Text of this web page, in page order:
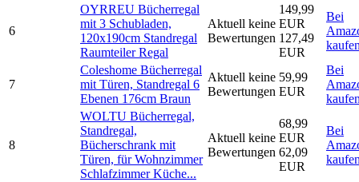
6
OYRREU Bücherregal
mit 3 Schubladen,
120x190cm Standregal
Raumteiler Regal
Aktuell keine
Bewertungen
149,99
EUR
127,49
EUR
Bei
7
Coleshome Bücherregal
mit Türen, Standregal 6
Ebenen 176cm Braun
Aktuell keine
Bewertungen
59,99
EUR
Bei
8
WOLTU Bücherregal,
Standregal,
Bücherschrank mit
Türen, für Wohnzimmer
Schlafzimmer Küche...
Aktuell keine
Bewertungen
68,99
EUR
62,09
EUR
Bei